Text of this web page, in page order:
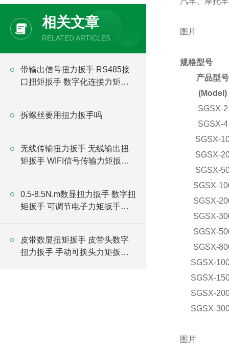
相关文章
RELATED ARTICLES
带输出信号扭力扳手 RS485接
口扭矩扳手 数字化连接力矩扳
拆螺丝要用扭力扳手吗
无线传输扭力扳手 无线输出扭
矩扳手 WIFI信号传输力矩扳手
0.5-8.5N.m数显扭力扳手 数字扭
矩扳手 可调节电子力矩扳手厂
皮带数显扭矩扳手 皮带头数字
扭力扳手 手动可换头力矩扳手
图片
规格型号
产品型号
(Model)
SGSX-2
SGSX-4
SGSX-
SGSX-
SGSX-
SGSX-
SGSX-
SGSX-
SGSX-
SGSX-
SGSX-
SGSX-
SGSX-
SGSX-
图片